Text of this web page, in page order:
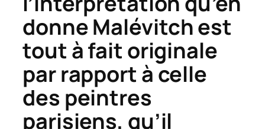
donne Malévitch est
tout à fait originale
par rapport à celle
des peintres
parisiens, qu’il